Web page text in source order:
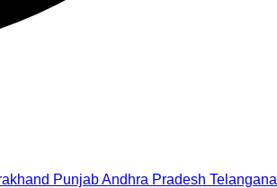
PunjabAndhra Pradesh Telangana